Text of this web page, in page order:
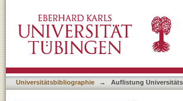
Universitätsbibliographie → Auflistung